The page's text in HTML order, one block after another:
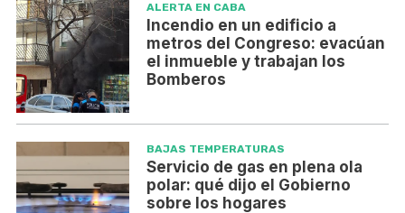
ALERTA EN CABA
Incendio en un edificio a
metros del Congreso: evacúan
el inmueble y trabajan los
Bomberos
BAJAS TEMPERATURAS
Servicio de gas en plena ola
polar: qué dijo el Gobierno
sobre los hogares